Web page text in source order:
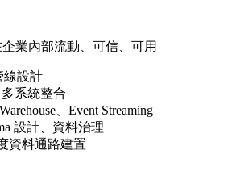
業內部流動、可信、可用
線設計
系統整合
、Event Streaming
設計、資料治理
資料通路建置